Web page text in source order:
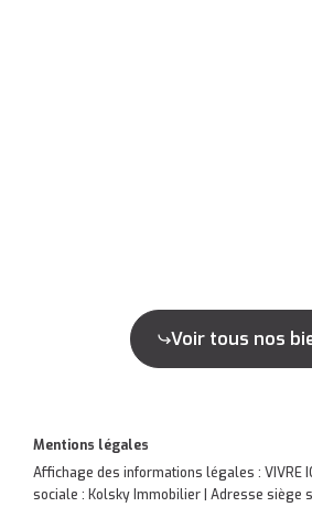
Voir tous nos
Mentions légales
Affichage des informations légales : VIVRE
sociale : Kolsky Immobilier | Adresse siège